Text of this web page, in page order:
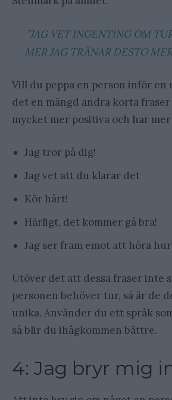
”JAG VET INGENTING OM
MER JAG TRÄNAR DESTO
Vill du peppa en person inför en
det en mängd andra korta
mycket mer positiva och har
Jag tror på dig!
Jag vet att du klarar det
Kör hårt!
Härligt, det kommer gå bra!
Jag ser fram emot att höra
Utöver det att dessa fraser inte
personen behöver tur, så är de
unika. Använder du ett språk
så blir du ihågkommen bättre.
4: Jag bryr mig